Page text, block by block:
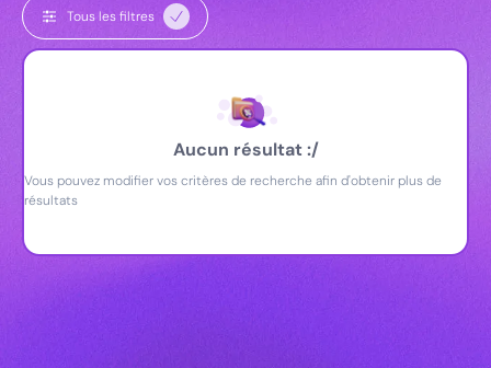
Tous les filtres
Aucun résultat :/
Vous pouvez modifier vos critères de recherche afin d'obtenir plus de
résultats